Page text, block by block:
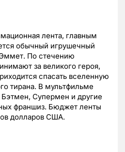
лента, главным
обычный игрушечный
По стечению
за великого героя,
спасать вселенную
тирана. В мультфильме
Бэтмен, Супермен и другие
франшиз. Бюджет ленты
долларов США.